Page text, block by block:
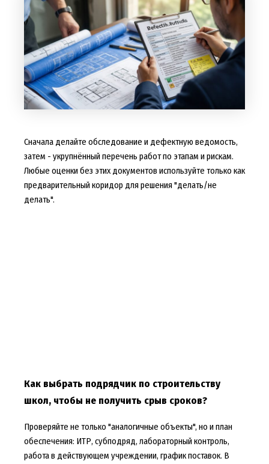
Сначала делайте обследование и дефектную ведомость,
затем - укрупнённый перечень работ по этапам и рискам.
Любые оценки без этих документов используйте только как
предварительный коридор для решения "делать/не
делать".
Как выбрать подрядчик по строительству
школ, чтобы не получить срыв сроков?
Проверяйте не только "аналогичные объекты", но и план
обеспечения: ИТР, субподряд, лабораторный контроль,
работа в действующем учреждении, график поставок. В